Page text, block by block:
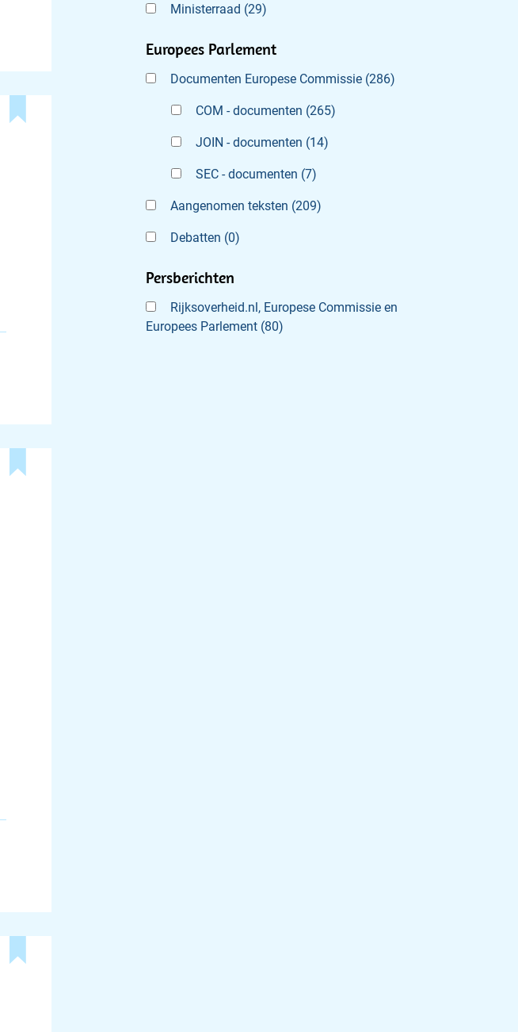
Ministerraad (29)
Europees Parlement
Documenten Europese Commissie (286)
COM - documenten (265)
JOIN - documenten (14)
SEC - documenten (7)
Aangenomen teksten (209)
Debatten (0)
Persberichten
Rijksoverheid.nl, Europese Commissie en
Europees Parlement (80)